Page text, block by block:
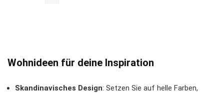
Wohnideen für deine Inspiration
Skandinavisches Design: Setzen Sie auf helle Farben,